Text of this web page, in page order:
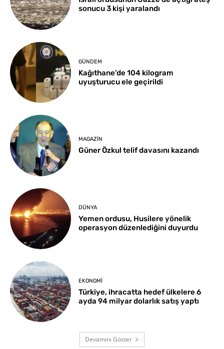
sonucu 3 kişi yaralandı
GÜNDEM
Kağıthane’de 104 kilogram
uyuşturucu ele geçirildi
MAGAZIN
Güner Özkul telif davasını kazandı
DÜNYA
Yemen ordusu, Husilere yönelik
operasyon düzenlediğini duyurdu
EKONOMI
Türkiye, ihracatta hedef ülkelere 6
ayda 94 milyar dolarlık satış yaptı
Devamını Göster